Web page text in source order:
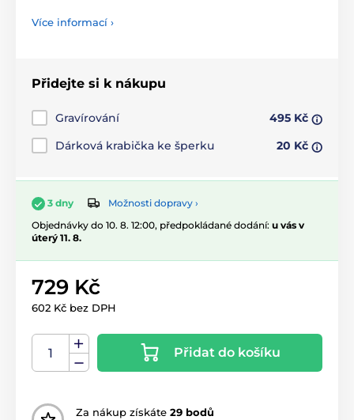
Více informací ›
Přidejte si k nákupu
Gravírování
495 Kč
Dárková krabička ke šperku
20 Kč
3 dny
Možnosti dopravy ›
Objednávky do 10. 8. 12:00, předpokládané dodání: u vás v
úterý 11. 8.
729 Kč
602 Kč bez DPH
Přidat do košíku
Za nákup získáte 29 bodů